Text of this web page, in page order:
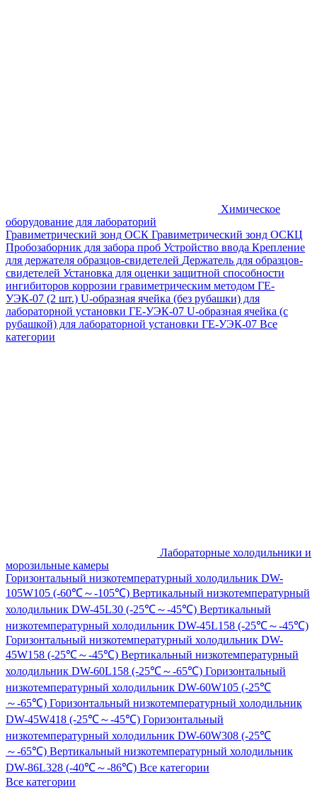
Химическое
оборудование для лабораторий
Гравиметрический зонд ОСК Гравиметрический зонд ОСКЦ
Пробозаборник для забора проб Устройство ввода Крепление
для держателя образцов-свидетелей Держатель для образцов-
свидетелей Установка для оценки защитной способности
ингибиторов коррозии гравиметрическим методом ГЕ-
УЭК-07 (2 шт.) U-образная ячейка (без рубашки) для
лабораторной установки ГЕ-УЭК-07 U-образная ячейка (с
рубашкой) для лабораторной установки ГЕ-УЭК-07 Все
категории
Лабораторные холодильники и
морозильные камеры
Горизонтальный низкотемпературный холодильник DW-
105W105 (-60℃～-105℃) Вертикальный низкотемпературный
холодильник DW-45L30 (-25℃～-45℃) Вертикальный
низкотемпературный холодильник DW-45L158 (-25℃～-45℃)
Горизонтальный низкотемпературный холодильник DW-
45W158 (-25℃～-45℃) Вертикальный низкотемпературный
холодильник DW-60L158 (-25℃～-65℃) Горизонтальный
низкотемпературный холодильник DW-60W105 (-25℃
～-65℃) Горизонтальный низкотемпературный холодильник
DW-45W418 (-25℃～-45℃) Горизонтальный
низкотемпературный холодильник DW-60W308 (-25℃
～-65℃) Вертикальный низкотемпературный холодильник
DW-86L328 (-40℃～-86℃) Все категории
Все категории